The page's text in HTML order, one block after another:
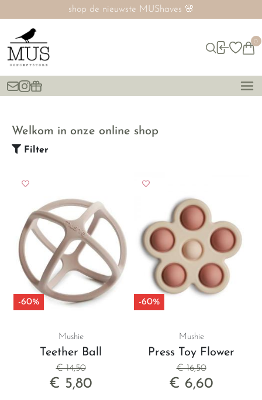
SALE nú tot 60% ‼️
0
Welkom in onze online shop
Filter
-60%
Mushie
Teether Ball
€ 14,50
€ 5,80
-60%
Mushie
Press Toy Flower
€ 16,50
€ 6,60